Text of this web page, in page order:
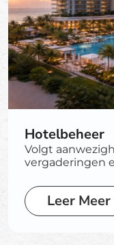
Hotelbeheer
Volgt
vergaderingen
Leer Meer